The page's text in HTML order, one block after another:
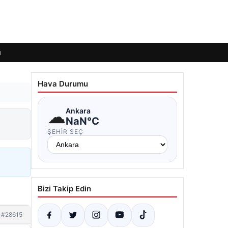
#28615
Hava Durumu
☁Ankara
NaN°C
ŞEHIR SEÇ
Bizi Takip Edin